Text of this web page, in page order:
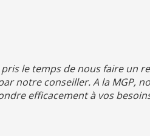
le temps de nous faire un
notre conseiller. A la MGP,
efficacement à vos